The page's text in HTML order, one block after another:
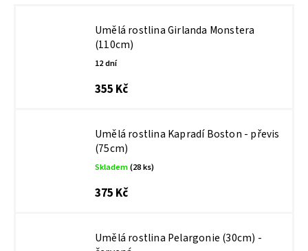
Umělá rostlina Girlanda Monstera
(110cm)
12 dní
355 Kč
Umělá rostlina Kapradí Boston - převis
(75cm)
Skladem(28 ks)
375 Kč
Umělá rostlina Pelargonie (30cm) -